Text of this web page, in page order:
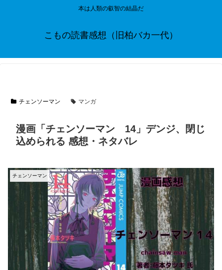
本は人類の叡智の結晶だ
こもの読書感想（旧柏バカ一代）
チェンソーマン マンガ
漫画「チェンソーマン 14」デンジ、閉じ
込められる 感想・ネタバレ
チェンソーマン